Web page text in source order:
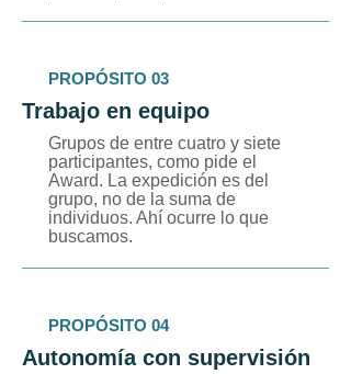
PROPÓSITO 03
Trabajo en equipo
Grupos de entre cuatro y siete
participantes, como pide el
Award. La expedición es del
grupo, no de la suma de
individuos. Ahí ocurre lo que
buscamos.
PROPÓSITO 04
Autonomía con supervisión